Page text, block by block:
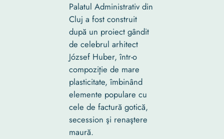
Palatul Administrativ din
Cluj a fost construit
după un proiect gândit
de celebrul arhitect
József Huber, într-o
compoziţie de mare
plasticitate, îmbinând
elemente populare cu
cele de factură gotică,
secession şi renaştere
maură.